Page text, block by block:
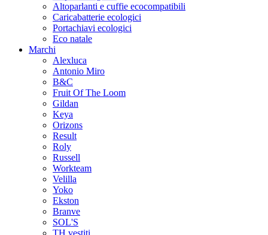
Altoparlanti e cuffie ecocompatibili
Caricabatterie ecologici
Portachiavi ecologici
Eco natale
Marchi
Alexluca
Antonio Miro
B&C
Fruit Of The Loom
Gildan
Keya
Orizons
Result
Roly
Russell
Workteam
Velilla
Yoko
Ekston
Branve
SOL'S
TH vestiti